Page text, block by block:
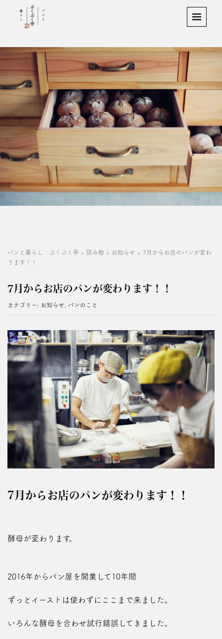
パンと暮らし ぷくぷく亭 > 読み物 > お知らせ > 7月からお店のパンが変わ
ります！！
7月からお店のパンが変わります！！
カテゴリー: お知らせ パンのこと
7月からお店のパンが変わります！！
酵母が変わります。
2016年からパン屋を開業して10年間
ずっとイーストは使わずにここまで来ました。
いろんな酵母を合わせ試行錯誤してきました。